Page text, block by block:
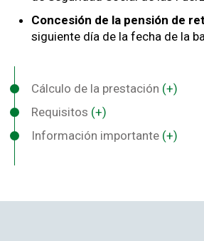
Concesión de la pensión de
siguiente día de la fecha de la
Cálculo de la prestación (+)
Requisitos (+)
Información importante (+)